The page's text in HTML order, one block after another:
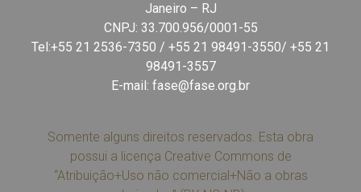
Janeiro – RJ
CNPJ: 33.700.956/0001-55
Tel:+55 21 2536-7350 / +55 21 98491-3550/ +55 21
98491-3557
E-mail: fase@fase.org.br
Somente alguns direitos reservados. Esta obra
possui a licença Creative Commons de
“Atribuição+Uso não comercial+Não a obras